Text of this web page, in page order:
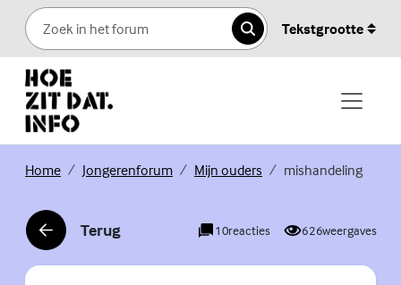
Skip to content
Zoeken
Tekstgrootte
Home(Externe link)
Jongerenforum(Externe link)
Mijn ouders (Externe link)
mishandeling
Terug
(Externe link) 10reacties 626weergaves